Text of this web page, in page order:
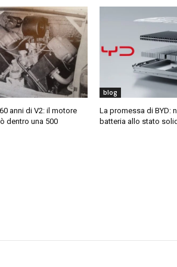
anni di V2: il motore
dentro una 500
blog
La promessa di BYD:
batteria allo stato